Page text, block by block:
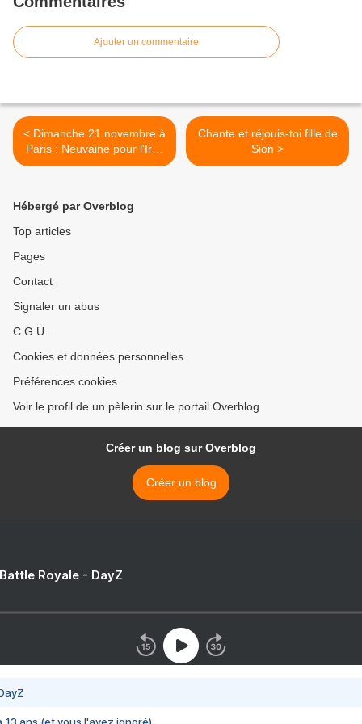
Ajouter un commentaire
< Dimanche 21 novembre à
Paris : Neuvaine pour l'Irak
à Notre Dame du Perpétuel
Chante et réjouis-toi fille de
Sion >
Hébergé par Overblog
Top articles
Pages
Contact
Signaler un abus
C.G.U.
Cookies et données personnelles
Préférences cookies
Voir le profil de un pèlerin sur le portail Overblog
Créer un blog sur Overblog
Créer un blog
Royale - DayZ
13 ans (et vous l'avez ignoré)